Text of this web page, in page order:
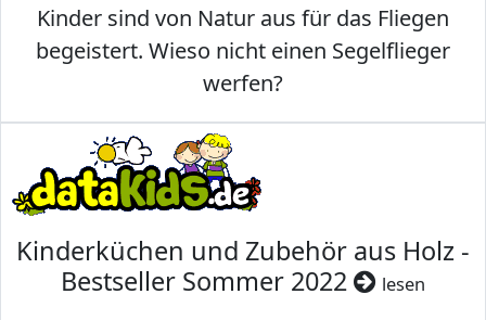
Kinder sind von Natur aus für das Fliegen
begeistert. Wieso nicht einen Segelflieger
werfen?
Kinderküchen und Zubehör aus Holz -
Bestseller Sommer 2022
lesen